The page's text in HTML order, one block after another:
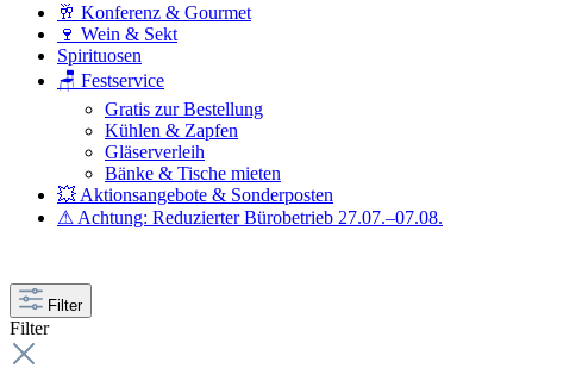
🥂 Konferenz & Gourmet
🍷 Wein & Sekt
Spirituosen
🪑 Festservice
Gratis zur Bestellung
Kühlen & Zapfen
Gläserverleih
Bänke & Tische mieten
💥 Aktionsangebote & Sonderposten
⚠ Achtung: Reduzierter Bürobetrieb 27.07.–07.08.
Filter
Filter